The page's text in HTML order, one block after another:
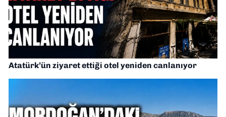
Atatürk’ün ziyaret ettiği otel yeniden canlanıyor